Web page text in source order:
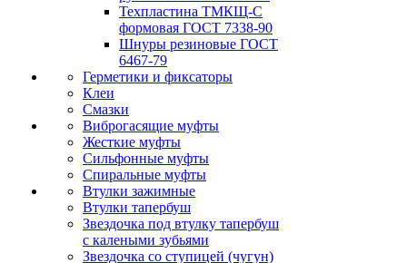
Техпластина ТМКЩ-С
формовая ГОСТ 7338-90
Шнуры резиновые ГОСТ
6467-79
Герметики и фиксаторы
Клеи
Смазки
Виброгасящие муфты
Жесткие муфты
Сильфонные муфты
Спиральные муфты
Втулки зажимные
Втулки тапербуш
Звездочка под втулку тапербуш
c калеными зубьями
Звездочка со ступицей (чугун)